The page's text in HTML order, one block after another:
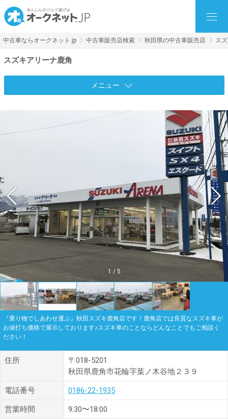
中古車ならオークネット.jp 中古車販売店検索 秋田県の中古車販売店 ス
スズキアリーナ鹿角
メニュー
1 / 5
『乗り物でしあわせ運ぶ』秋田スズキ鹿角店です！鹿角店では良質なスズキ車が
お値打ち価格で展示しております♪スズキ車のことならどんなことでもご相談く
ださい！
住所
〒018-5201
秋田県鹿角市花輪字葉ノ木谷地２３９
電話番号 0186-22-1935
営業時間 9:30〜18:00